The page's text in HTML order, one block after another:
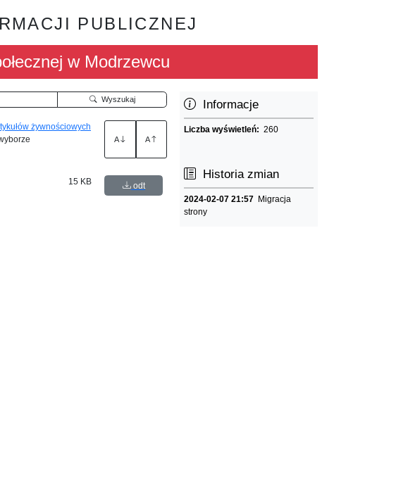
PUBLICZNEJ
w Modrzewcu
Wyszukaj
żywnościowych
A A
15 KB odt
Informacje
Liczba wyświetleń:260
Historia zmian
2024-02-07 21:57 Migracja
strony